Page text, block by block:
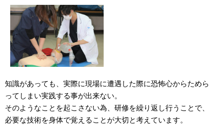
知識があっても、実際に現場に遭遇した際に恐怖心からためら
ってしまい実践する事が出来ない。
そのようなことを起こさない為、研修を繰り返し行うことで、
必要な技術を身体で覚えることが大切と考えています。